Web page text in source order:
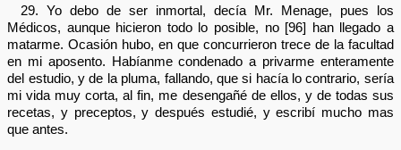
29. Yo debo de ser inmortal, decía Mr. Menage, pues los
Médicos, aunque hicieron todo lo posible, no [96] han llegado a
matarme. Ocasión hubo, en que concurrieron trece de la facultad
en mi aposento. Habíanme condenado a privarme enteramente
del estudio, y de la pluma, fallando, que si hacía lo contrario, sería
mi vida muy corta, al fin, me desengañé de ellos, y de todas sus
recetas, y preceptos, y después estudié, y escribí mucho mas
que antes.